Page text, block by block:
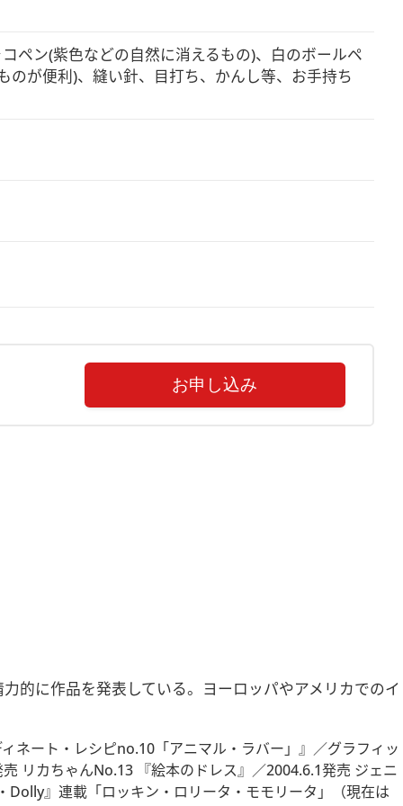
ペン(紫色などの自然に消えるもの)、白のボールペ
のが便利)、縫い針、目打ち、かんし等、お手持ち
お申し込み
的に作品を発表している。ヨーロッパやアメリカでのイ
ネート・レシピno.10「アニマル・ラバー」』／グラフィッ
リカちゃんNo.13 『絵本のドレス』／2004.6.1発売 ジェニ
』連載「ロッキン・ロリータ・モモリータ」（現在は